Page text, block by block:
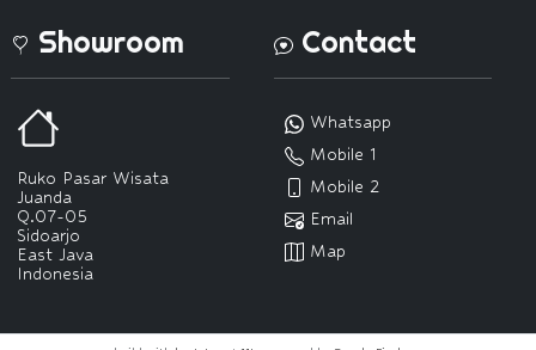
Showroom
Ruko Pasar Wisata
Juanda
Q.07-05
Sidoarjo
East Java
Indonesia
Contact
Whatsapp
Mobile 1
Mobile 2
Email
Map